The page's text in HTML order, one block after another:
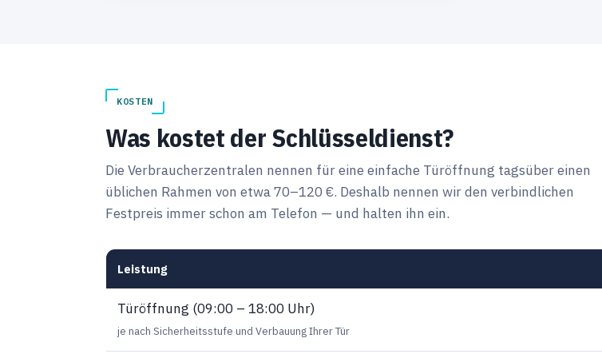
KOSTEN
Was kostet der Schlüsseldienst?
Die Verbraucherzentralen nennen für eine einfache Türöffnung tagsüber einen
üblichen Rahmen von etwa 70–120 €. Deshalb nennen wir den verbindlichen
Festpreis immer schon am Telefon — und halten ihn ein.
Leistung
Türöffnung (09:00 – 18:00 Uhr)
je nach Sicherheitsstufe und Verbauung Ihrer Tür